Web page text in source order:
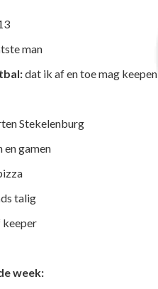
man
dat ik af en toe mag keepen
Stekelenburg
gamen
talig
week: